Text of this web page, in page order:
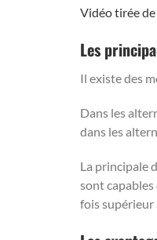
Vidéo tirée
Les
Il existe des
Dans les
dans les
La principale
sont
fois supérieur